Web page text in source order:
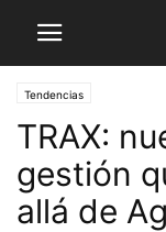
Tendencias
TRAX:
gestión
allá de